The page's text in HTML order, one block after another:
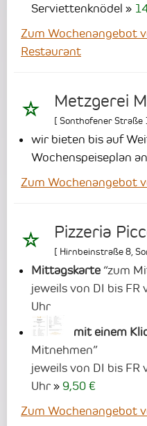
Serviettenknödel
Zum Wochenangebot
Restaurant
Metzgerei
[ Sonthofener Straße
wir bieten bis auf
Wochenspeiseplan an.
Zum Wochenangebot
Pizzeria
[ Hirnbeinstraße 8
Mittagskarte“zum
jeweils von DI bis FR
Uhr
mit einem
Mitnehmen”
jeweils von DI bis FR
Uhr
9,50 €
Zum Wochenangebot